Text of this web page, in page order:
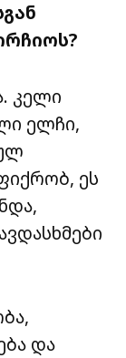
კელი
ელჩი,
ეს
და